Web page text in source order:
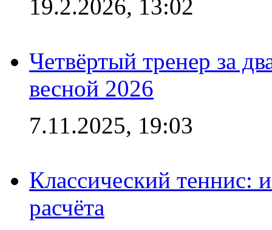
19.2.2026, 13:02
Четвёртый тренер за
весной 2026
7.11.2025, 19:03
Классический теннис:
расчёта